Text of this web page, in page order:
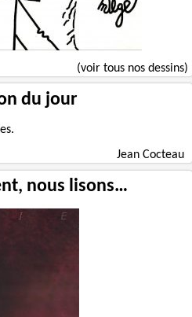
(voir tous nos dessins)
du jour
Jean Cocteau
nous lisons…